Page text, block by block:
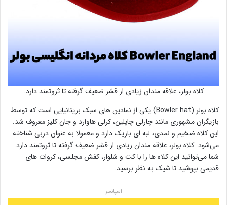
کلاه بولر، علاقه مندان زیادی از قشر ضعیف گرفته تا ثروتمند دارد.
کلاه بولر (Bowler hat) یکی از نمادین های سبک بریتانیایی است که توسط
بازیگران مشهوری مانند چارلی چاپلین، کرلی هاوارد و جان کلیز معروف شد.
این کلاه ضخیم و نمدی، لبه ای باریک دارد و معمولا به عنوان دربی شناخته
می‌شود. کلاه بولر، علاقه مندان زیادی از قشر ضعیف گرفته تا ثروتمند دارد.
شما می‌توانید این کلاه ها را با کت و شلوار، کفش مجلسی، کروات های
قدیمی بپوشید تا شیک به نظر برسید.
اسپانسر